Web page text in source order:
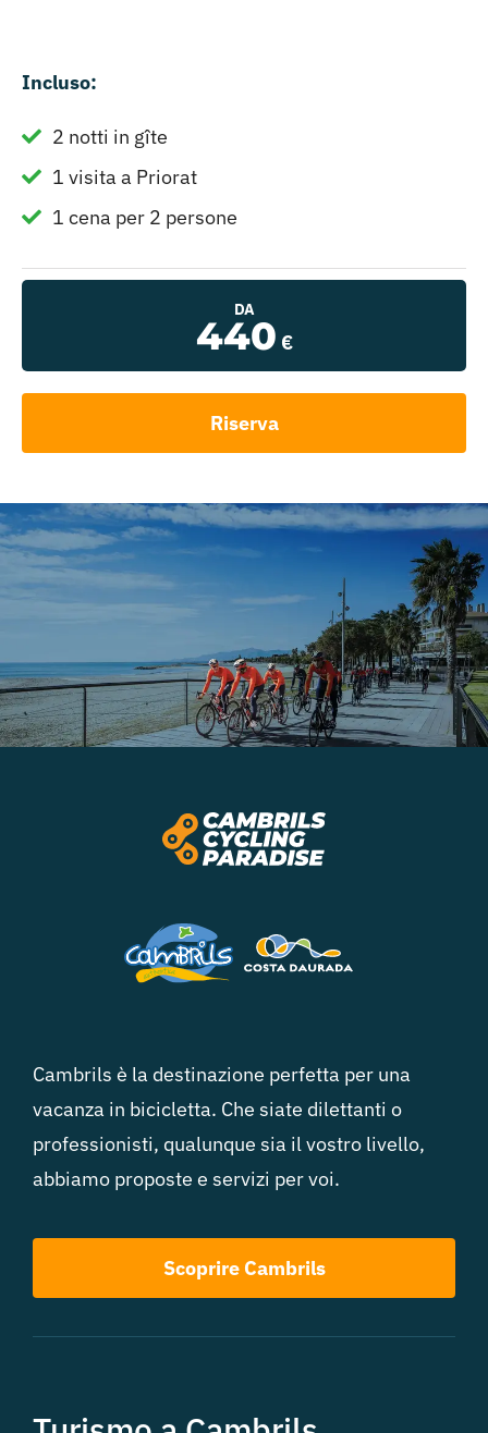
Incluso:
2 notti in gîte
1 visita a Priorat
1 cena per 2 persone
DA
440 €
Riserva
Cambrils è la destinazione perfetta per una
vacanza in bicicletta. Che siate dilettanti o
professionisti, qualunque sia il vostro livello,
abbiamo proposte e servizi per voi.
Scoprire Cambrils